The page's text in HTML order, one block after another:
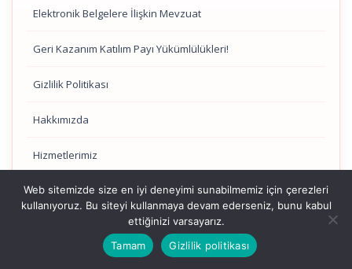
Elektronik Belgelere İlişkin Mevzuat
Geri Kazanım Katılım Payı Yükümlülükleri!
Gizlilik Politikası
Hakkımızda
Hizmetlerimiz
İletişim / Contact Us
İndirimli Kurumlar Vergisi
İndirimli Orana Tabi Bazı Mal ve Hizmetlere İlişkin KDV İadesi
Web sitemizde size en iyi deneyimi sunabilmemiz için çerezleri
kullanıyoruz. Bu siteyi kullanmaya devam ederseniz, bunu kabul
ettiğinizi varsayarız.
Tamam
Gizlilik politikası